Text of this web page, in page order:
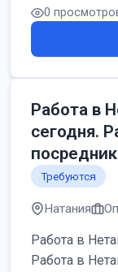
0
Работа в
сегодня.
Требуются
Натания
Работа в
Работа в